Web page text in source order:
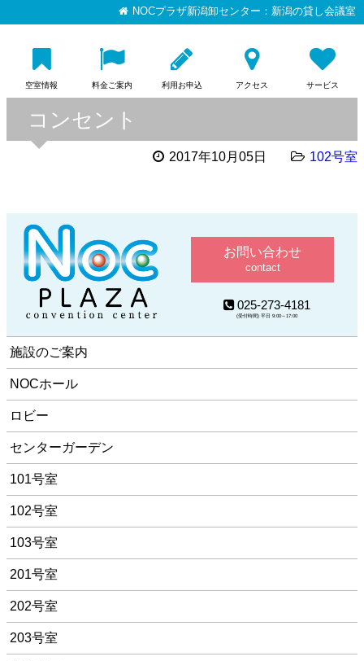
NOCプラザ新潟卸センター：新潟の貸し会議室
空室情報 料金ご案内 利用お申込 アクセス サービス
コンセント
2017年10月05日 102号室
お問い合わせ
contact
025-273-4181
(受付時間) 平日 9:00～17:00
施設のご案内
NOCホール
ロビー
センターガーデン
101号室
102号室
103号室
201号室
202号室
203号室